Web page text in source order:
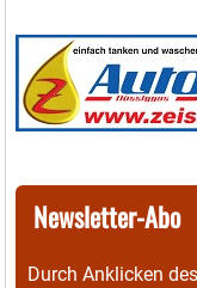
Newsletter-Abo
Durch Anklicken